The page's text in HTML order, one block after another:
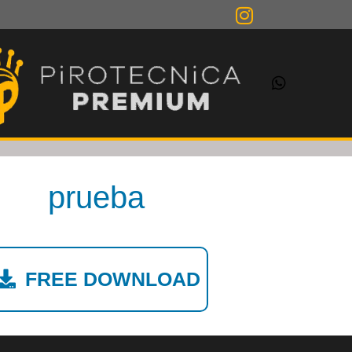
prueba
FREE DOWNLOAD